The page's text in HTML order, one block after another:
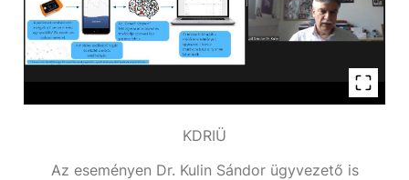
KDRIÜ
Az eseményen Dr. Kulin Sándor ügyvezető is